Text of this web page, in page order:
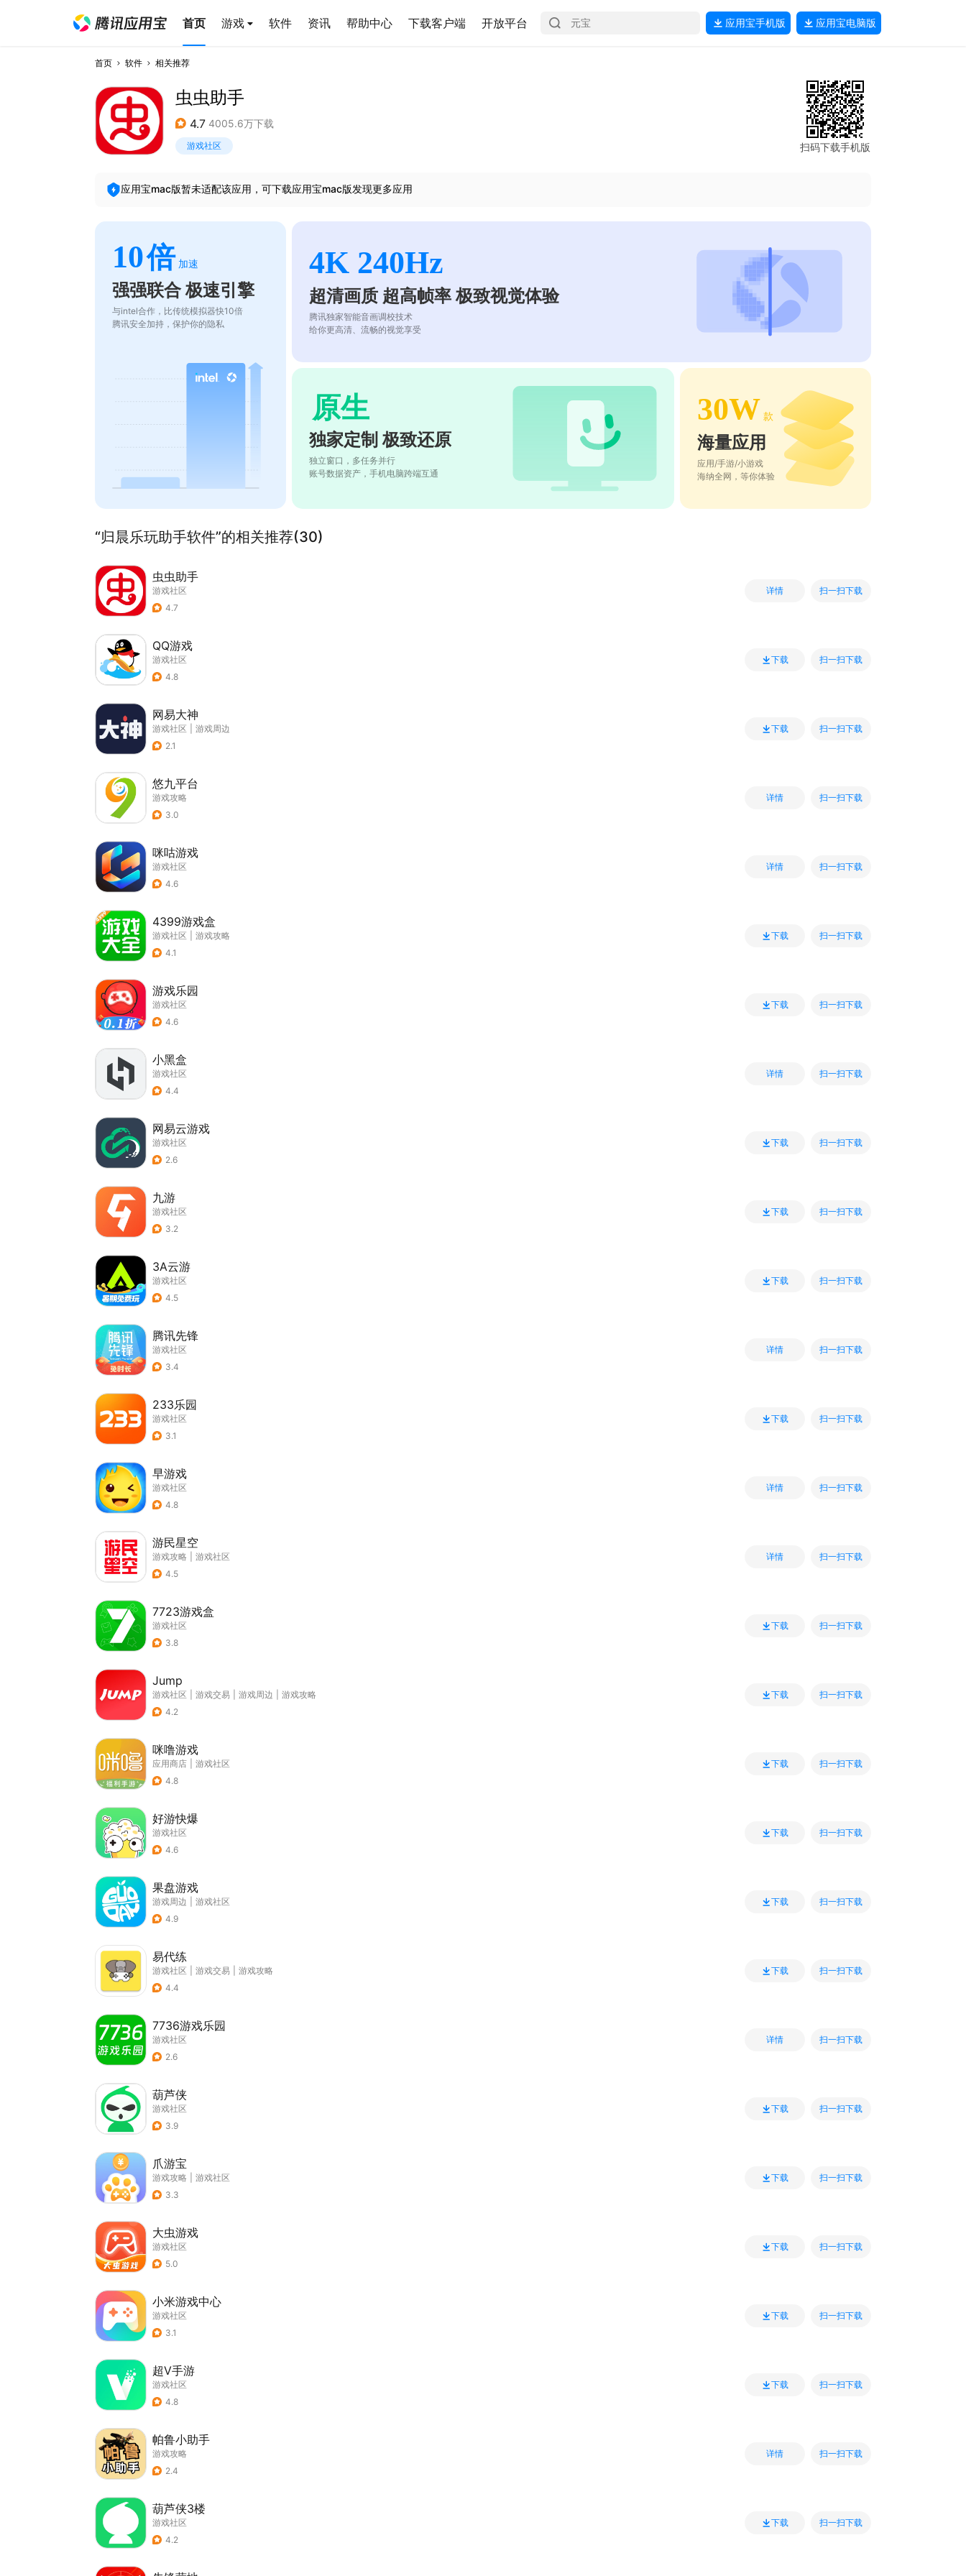
首页 游戏 软件 资讯 帮助中心 下载客户端 开放平台 应用宝手机版 应用宝电脑版
首页 软件 相关推荐
虫虫助手
4.7 4005.6万下载
游戏社区 扫码下载手机版
应用宝mac版暂未适配该应用，可下载应用宝mac版发现更多应用
10倍 加速
强强联合 极速引擎
与intel合作，比传统模拟器快10倍
腾讯安全加持，保护你的隐私
4K 240Hz
超清画质 超高帧率 极致视觉体验
腾讯独家智能音画调校技术
给你更高清、流畅的视觉享受
原生
独家定制 极致还原
独立窗口，多任务并行
账号数据资产，手机电脑跨端互通
30W 款
海量应用
应用/手游/小游戏
海纳全网，等你体验
“归晨乐玩助手软件”的相关推荐(30)
虫虫助手
游戏社区
4.7
详情 扫一扫下载
QQ游戏
游戏社区
4.8
下载 扫一扫下载
网易大神
游戏社区
游戏周边
2.1
下载 扫一扫下载
悠九平台
游戏攻略
3.0
详情 扫一扫下载
咪咕游戏
游戏社区
4.6
详情 扫一扫下载
4399游戏盒
游戏社区
游戏攻略
4.1
下载 扫一扫下载
游戏乐园
游戏社区
4.6
下载 扫一扫下载
小黑盒
游戏社区
4.4
详情 扫一扫下载
网易云游戏
游戏社区
2.6
下载 扫一扫下载
九游
游戏社区
3.2
下载 扫一扫下载
3A云游
游戏社区
4.5
下载 扫一扫下载
腾讯先锋
游戏社区
3.4
详情 扫一扫下载
233乐园
游戏社区
3.1
下载 扫一扫下载
早游戏
游戏社区
4.8
详情 扫一扫下载
游民星空
游戏攻略
游戏社区
4.5
详情 扫一扫下载
7723游戏盒
游戏社区
3.8
下载 扫一扫下载
Jump
游戏社区 游戏交易 游戏周边
游戏攻略
4.2
下载 扫一扫下载
咪噜游戏
应用商店
游戏社区
4.8
下载 扫一扫下载
好游快爆
游戏社区
4.6
下载 扫一扫下载
果盘游戏
游戏周边
游戏社区
4.9
下载 扫一扫下载
易代练
游戏社区 游戏交易
游戏攻略
4.4
下载 扫一扫下载
7736游戏乐园
游戏社区
2.6
详情 扫一扫下载
葫芦侠
游戏社区
3.9
下载 扫一扫下载
爪游宝
游戏攻略
游戏社区
3.3
下载 扫一扫下载
大虫游戏
游戏社区
5.0
下载 扫一扫下载
小米游戏中心
游戏社区
3.1
下载 扫一扫下载
超V手游
游戏社区
4.8
下载 扫一扫下载
帕鲁小助手
游戏攻略
2.4
详情 扫一扫下载
葫芦侠3楼
游戏社区
4.2
下载 扫一扫下载